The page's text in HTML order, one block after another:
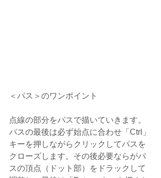
＜パス＞のワンポイント
点線の部分をパスで描いていきます。
パスの最後は必ず始点に合わせ「Ctrl」
キーを押しながらクリックしてパスを
クローズします。その後必要ならがパ
スの頂点（ドット部）をドラックして